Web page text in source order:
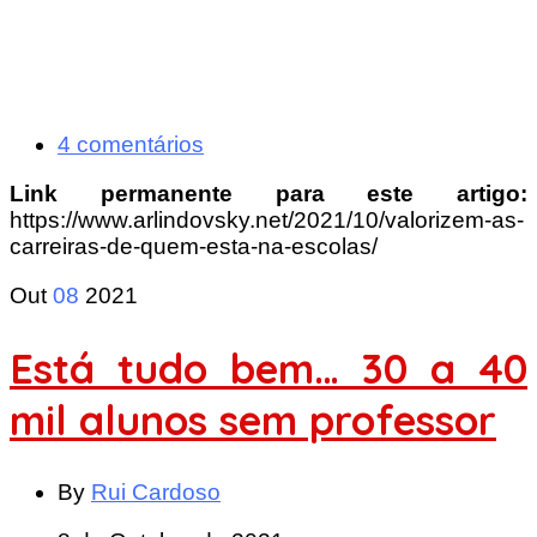
4 comentários
Link permanente para este artigo:
https://www.arlindovsky.net/2021/10/valorizem-as-
carreiras-de-quem-esta-na-escolas/
Out 08 2021
Está tudo bem… 30 a 40
mil alunos sem professor
By Rui Cardoso